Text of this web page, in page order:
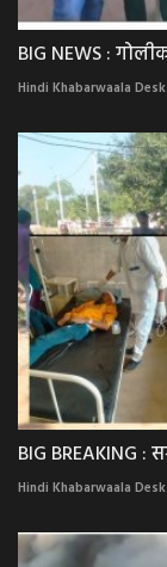
BIG NEWS :
Hindi Khabarwaala Desk
BIG BREAKING :
Hindi Khabarwaala Desk